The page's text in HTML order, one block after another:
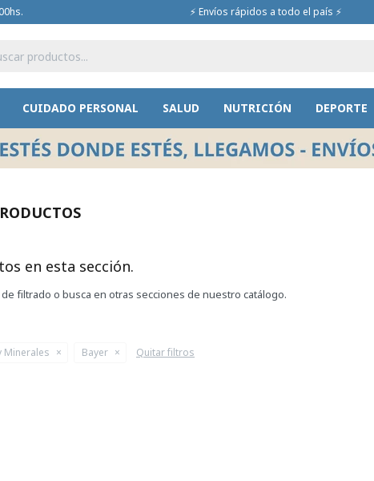
CUIDADO PERSONAL SALUD NUTRICIÓN DEPORTE
⚡ Envíos rápidos a todo el país ⚡
en esta sección.
filtrado o busca en otras secciones de nuestro catálogo.
Minerales Bayer Quitar filtros